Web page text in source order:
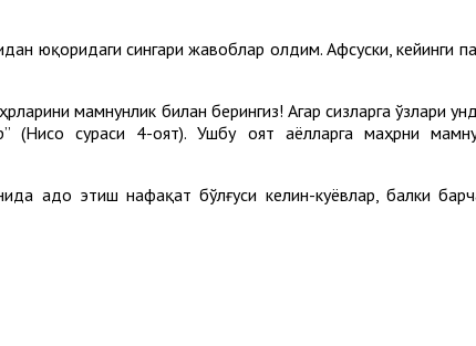
юқоридаги сингари жавоблар олдим. Афсуски, кейинги
мамнунлик билан берингиз! Агар сизларга ўзлари
(Нисо сураси 4-оят). Ушбу оят аёлларга маҳрни
адо этиш нафақат бўлғуси келин-куёвлар, балки